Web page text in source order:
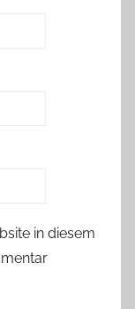
in diesem